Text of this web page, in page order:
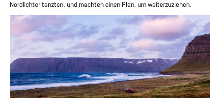
Nordlichter tanzten, und machten einen Plan, um weiterzuziehen.